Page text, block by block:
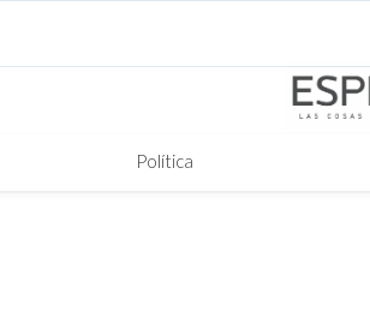
Política